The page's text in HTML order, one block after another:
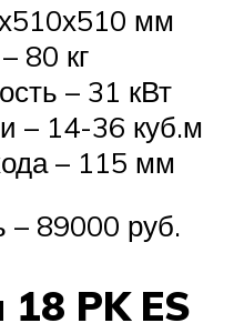
мм
80 кг
– 31 кВт
– 14-36 куб.м
– 115 мм
– 89000 руб.
PK ES